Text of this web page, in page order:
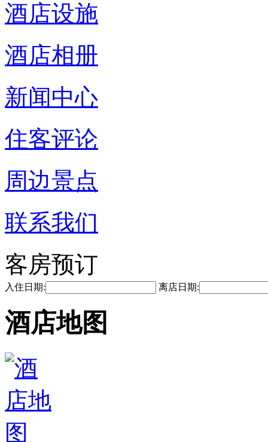
酒店设施
酒店相册
新闻中心
住客评论
周边景点
联系我们
客房预订
入住日期: 离店日期:
酒店地图